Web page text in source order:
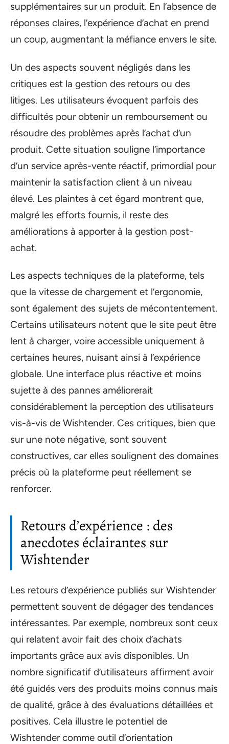
supplémentaires sur un produit. En l’absence de
réponses claires, l’expérience d’achat en prend
un coup, augmentant la méfiance envers le site.
Un des aspects souvent négligés dans les
critiques est la gestion des retours ou des
litiges. Les utilisateurs évoquent parfois des
difficultés pour obtenir un remboursement ou
résoudre des problèmes après l’achat d’un
produit. Cette situation souligne l’importance
d’un service après-vente réactif, primordial pour
maintenir la satisfaction client à un niveau
élevé. Les plaintes à cet égard montrent que,
malgré les efforts fournis, il reste des
améliorations à apporter à la gestion post-
achat.
Les aspects techniques de la plateforme, tels
que la vitesse de chargement et l’ergonomie,
sont également des sujets de mécontentement.
Certains utilisateurs notent que le site peut être
lent à charger, voire accessible uniquement à
certaines heures, nuisant ainsi à l’expérience
globale. Une interface plus réactive et moins
sujette à des pannes améliorerait
considérablement la perception des utilisateurs
vis-à-vis de Wishtender. Ces critiques, bien que
sur une note négative, sont souvent
constructives, car elles soulignent des domaines
précis où la plateforme peut réellement se
renforcer.
Retours d’expérience : des
anecdotes éclairantes sur
Wishtender
Les retours d’expérience publiés sur Wishtender
permettent souvent de dégager des tendances
intéressantes. Par exemple, nombreux sont ceux
qui relatent avoir fait des choix d’achats
importants grâce aux avis disponibles. Un
nombre significatif d’utilisateurs affirment avoir
été guidés vers des produits moins connus mais
de qualité, grâce à des évaluations détaillées et
positives. Cela illustre le potentiel de
Wishtender comme outil d’orientation